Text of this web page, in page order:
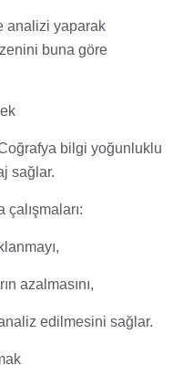
analizi yaparak
buna göre
bilgi yoğunluklu
sağlar.
çalışmaları:
edilmesini sağlar.